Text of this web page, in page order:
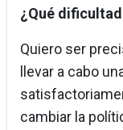
¿Qué
Quiero ser
llevar a cabo
cambiar la